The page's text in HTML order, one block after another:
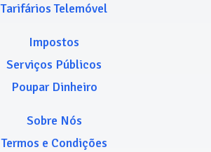
Tarifários Telemóvel
Impostos
Serviços Públicos
Poupar Dinheiro
Sobre Nós
Termos e Condições